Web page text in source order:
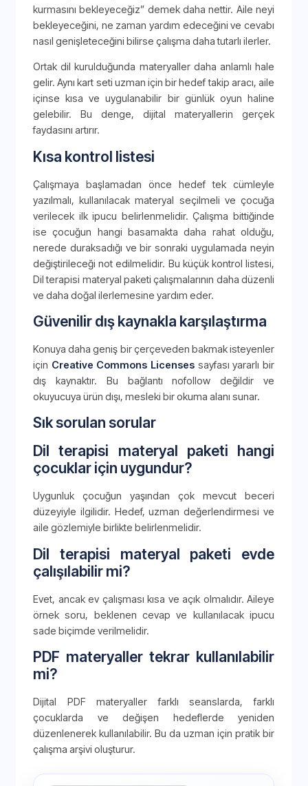
kurmasını bekleyeceğiz” demek daha nettir. Aile neyi
bekleyeceğini, ne zaman yardım edeceğini ve cevabı
nasıl genişleteceğini bilirse çalışma daha tutarlı ilerler.
Ortak dil kurulduğunda materyaller daha anlamlı hale
gelir. Aynı kart seti uzman için bir hedef takip aracı, aile
içinse kısa ve uygulanabilir bir günlük oyun haline
gelebilir. Bu denge, dijital materyallerin gerçek
faydasını artırır.
Kısa kontrol listesi
Çalışmaya başlamadan önce hedef tek cümleyle
yazılmalı, kullanılacak materyal seçilmeli ve çocuğa
verilecek ilk ipucu belirlenmelidir. Çalışma bittiğinde
ise çocuğun hangi basamakta daha rahat olduğu,
nerede duraksadığı ve bir sonraki uygulamada neyin
değiştirileceği not edilmelidir. Bu küçük kontrol listesi,
Dil terapisi materyal paketi çalışmalarının daha düzenli
ve daha doğal ilerlemesine yardım eder.
Güvenilir dış kaynakla karşılaştırma
Konuya daha geniş bir çerçeveden bakmak isteyenler
için Creative Commons Licenses sayfası yararlı bir
dış kaynaktır. Bu bağlantı nofollow değildir ve
okuyucuya ürün dışı, mesleki bir okuma alanı sunar.
Sık sorulan sorular
Dil terapisi materyal paketi hangi
çocuklar için uygundur?
Uygunluk çocuğun yaşından çok mevcut beceri
düzeyiyle ilgilidir. Hedef, uzman değerlendirmesi ve
aile gözlemiyle birlikte belirlenmelidir.
Dil terapisi materyal paketi evde
çalışılabilir mi?
Evet, ancak ev çalışması kısa ve açık olmalıdır. Aileye
örnek soru, beklenen cevap ve kullanılacak ipucu
sade biçimde verilmelidir.
PDF materyaller tekrar kullanılabilir
mi?
Dijital PDF materyaller farklı seanslarda, farklı
çocuklarda ve değişen hedeflerde yeniden
düzenlenerek kullanılabilir. Bu da uzman için pratik bir
çalışma arşivi oluşturur.